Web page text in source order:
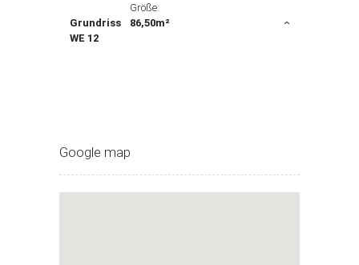
Grundriss
WE 12
Größe:
86,50m²
Google map